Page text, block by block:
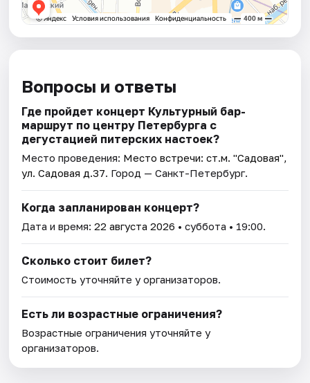
Вопросы и ответы
Где пройдет концерт Культурный бар-
маршрут по центру Петербурга с
дегустацией питерских настоек?
Место проведения: Место встречи: ст.м. "Садовая",
ул. Садовая д.37. Город — Санкт-Петербург.
Когда запланирован концерт?
Дата и время:22 августа 2026 • суббота • 19:00.
Сколько стоит билет?
Стоимость уточняйте у организаторов.
Есть ли возрастные ограничения?
Возрастные ограничения уточняйте у
организаторов.